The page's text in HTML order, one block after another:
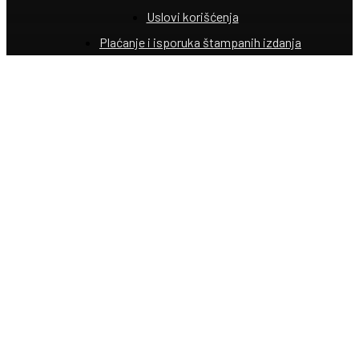
Uslovi korišćenja
Plaćanje i isporuka štampanih izdanja